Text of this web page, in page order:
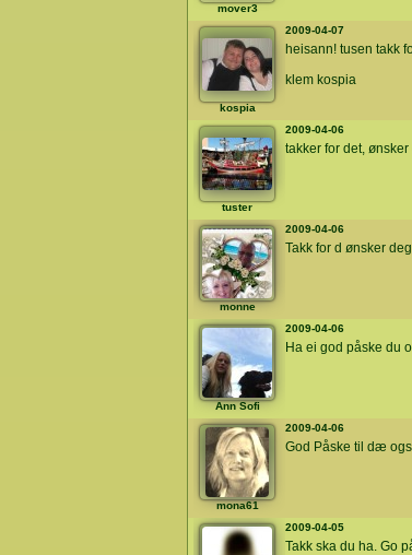
mover3
kospia
2009-04-07
heisann! tusen takk
klem kospia
tuster
2009-04-06
takker for det,
monne
2009-04-06
Takk for d ønsker
Ann Sofi
2009-04-06
Ha ei god påske du
mona61
2009-04-06
God Påske til dæ
2009-04-05
Takk ska du ha. Go